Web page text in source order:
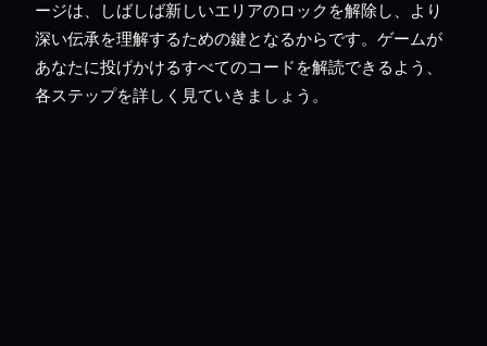
ージは、しばしば新しいエリアのロックを解除し、より
深い伝承を理解するための鍵となるからです。ゲームが
あなたに投げかけるすべてのコードを解読できるよう、
各ステップを詳しく見ていきましょう。